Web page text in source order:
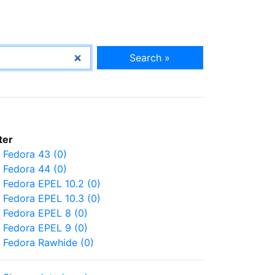
Search »
Fedora 43 (0)
Fedora 44 (0)
Fedora EPEL 10.2 (0)
Fedora EPEL 10.3 (0)
Fedora EPEL 8 (0)
Fedora EPEL 9 (0)
Fedora Rawhide (0)